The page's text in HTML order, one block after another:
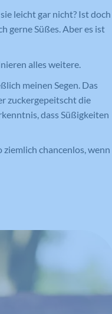
leicht gar nicht? Ist doch
gerne Süßes. Aber es ist
alles weitere.
meinen Segen. Das
zuckergepeitscht die
dass Süßigkeiten
chancenlos, wenn